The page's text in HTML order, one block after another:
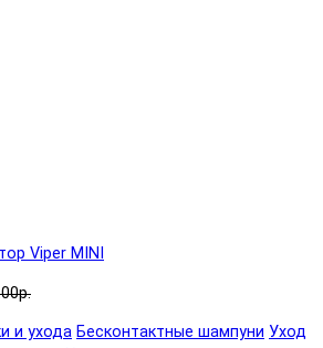
Viper MINI
и ухода Бесконтактные шампуни Уход